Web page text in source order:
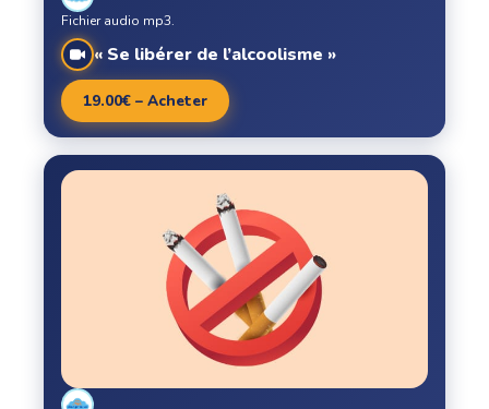
« Se libérer de l’alcoolisme »
Fichier audio mp3.
19.00€ – Acheter